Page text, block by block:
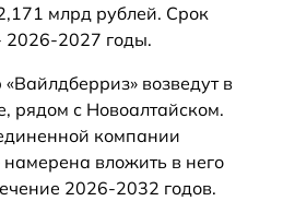
млрд рублей. Срок
2026-2027 годы.
возведут в
рядом с Новоалтайском.
компании
вложить в него
2026-2032 годов.